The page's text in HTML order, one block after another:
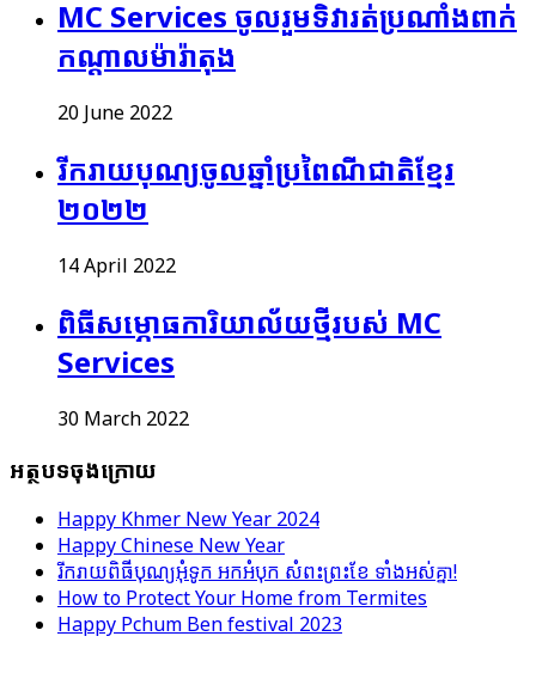
MC Services ចូល​រួមទិវារត់ប្រណាំង​ពាក់
កណ្តាល​ម៉ារ៉ាតុង
20 June 2022
រីករាយ​បុណ្យចូលឆ្នាំ​ប្រពៃណីជាតិខ្មែរ
២០២២
14 April 2022
ពិធីសម្ភោធ​ការិយាល័យថ្មី​របស់ MC
Services
30 March 2022
អត្ថបទចុងក្រោយ
Happy Khmer New Year 2024
Happy Chinese New Year
រីករាយពិធីបុណ្យអុំទូក អកអំបុក សំពះព្រះខែ ទាំងអស់គ្នា!
How to Protect Your Home from Termites
Happy Pchum Ben festival 2023